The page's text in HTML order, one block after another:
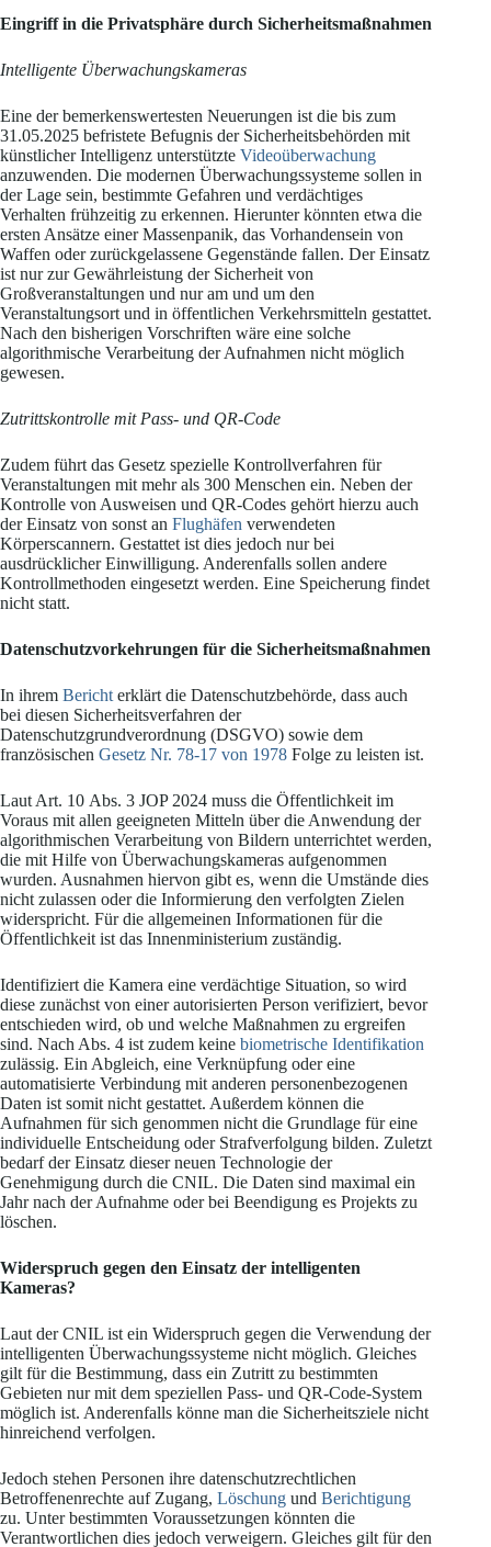
Eingriff in die Privatsphäre durch Sicherheitsmaßnahmen
Intelligente Überwachungskameras
Eine der bemerkenswertesten Neuerungen ist die bis zum
31.05.2025 befristete Befugnis der Sicherheitsbehörden mit
künstlicher Intelligenz unterstützte Videoüberwachung
anzuwenden. Die modernen Überwachungssysteme sollen in
der Lage sein, bestimmte Gefahren und verdächtiges
Verhalten frühzeitig zu erkennen. Hierunter könnten etwa die
ersten Ansätze einer Massenpanik, das Vorhandensein von
Waffen oder zurückgelassene Gegenstände fallen. Der Einsatz
ist nur zur Gewährleistung der Sicherheit von
Großveranstaltungen und nur am und um den
Veranstaltungsort und in öffentlichen Verkehrsmitteln gestattet.
Nach den bisherigen Vorschriften wäre eine solche
algorithmische Verarbeitung der Aufnahmen nicht möglich
gewesen.
Zutrittskontrolle mit Pass- und QR-Code
Zudem führt das Gesetz spezielle Kontrollverfahren für
Veranstaltungen mit mehr als 300 Menschen ein. Neben der
Kontrolle von Ausweisen und QR-Codes gehört hierzu auch
der Einsatz von sonst an Flughäfen verwendeten
Körperscannern. Gestattet ist dies jedoch nur bei
ausdrücklicher Einwilligung. Anderenfalls sollen andere
Kontrollmethoden eingesetzt werden. Eine Speicherung findet
nicht statt.
Datenschutzvorkehrungen für die Sicherheitsmaßnahmen
In ihrem Bericht erklärt die Datenschutzbehörde, dass auch
bei diesen Sicherheitsverfahren der
Datenschutzgrundverordnung (DSGVO) sowie dem
französischen Gesetz Nr. 78-17 von 1978 Folge zu leisten ist.
Laut Art. 10 Abs. 3 JOP 2024 muss die Öffentlichkeit im
Voraus mit allen geeigneten Mitteln über die Anwendung der
algorithmischen Verarbeitung von Bildern unterrichtet werden,
die mit Hilfe von Überwachungskameras aufgenommen
wurden. Ausnahmen hiervon gibt es, wenn die Umstände dies
nicht zulassen oder die Informierung den verfolgten Zielen
widerspricht. Für die allgemeinen Informationen für die
Öffentlichkeit ist das Innenministerium zuständig.
Identifiziert die Kamera eine verdächtige Situation, so wird
diese zunächst von einer autorisierten Person verifiziert, bevor
entschieden wird, ob und welche Maßnahmen zu ergreifen
sind. Nach Abs. 4 ist zudem keine biometrische Identifikation
zulässig. Ein Abgleich, eine Verknüpfung oder eine
automatisierte Verbindung mit anderen personenbezogenen
Daten ist somit nicht gestattet. Außerdem können die
Aufnahmen für sich genommen nicht die Grundlage für eine
individuelle Entscheidung oder Strafverfolgung bilden. Zuletzt
bedarf der Einsatz dieser neuen Technologie der
Genehmigung durch die CNIL. Die Daten sind maximal ein
Jahr nach der Aufnahme oder bei Beendigung es Projekts zu
löschen.
Widerspruch gegen den Einsatz der intelligenten
Kameras?
Laut der CNIL ist ein Widerspruch gegen die Verwendung der
intelligenten Überwachungssysteme nicht möglich. Gleiches
gilt für die Bestimmung, dass ein Zutritt zu bestimmten
Gebieten nur mit dem speziellen Pass- und QR-Code-System
möglich ist. Anderenfalls könne man die Sicherheitsziele nicht
hinreichend verfolgen.
Jedoch stehen Personen ihre datenschutzrechtlichen
Betroffenenrechte auf Zugang, Löschung und Berichtigung
zu. Unter bestimmten Voraussetzungen könnten die
Verantwortlichen dies jedoch verweigern. Gleiches gilt für den